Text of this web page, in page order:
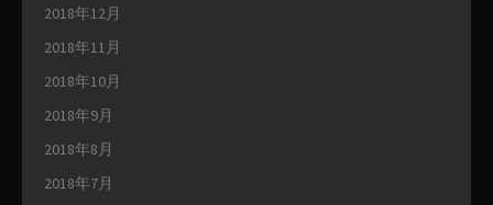
2018年12月
2018年11月
2018年10月
2018年9月
2018年8月
2018年7月